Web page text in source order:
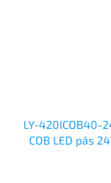
LY-420ICOB40-
COB LED pás